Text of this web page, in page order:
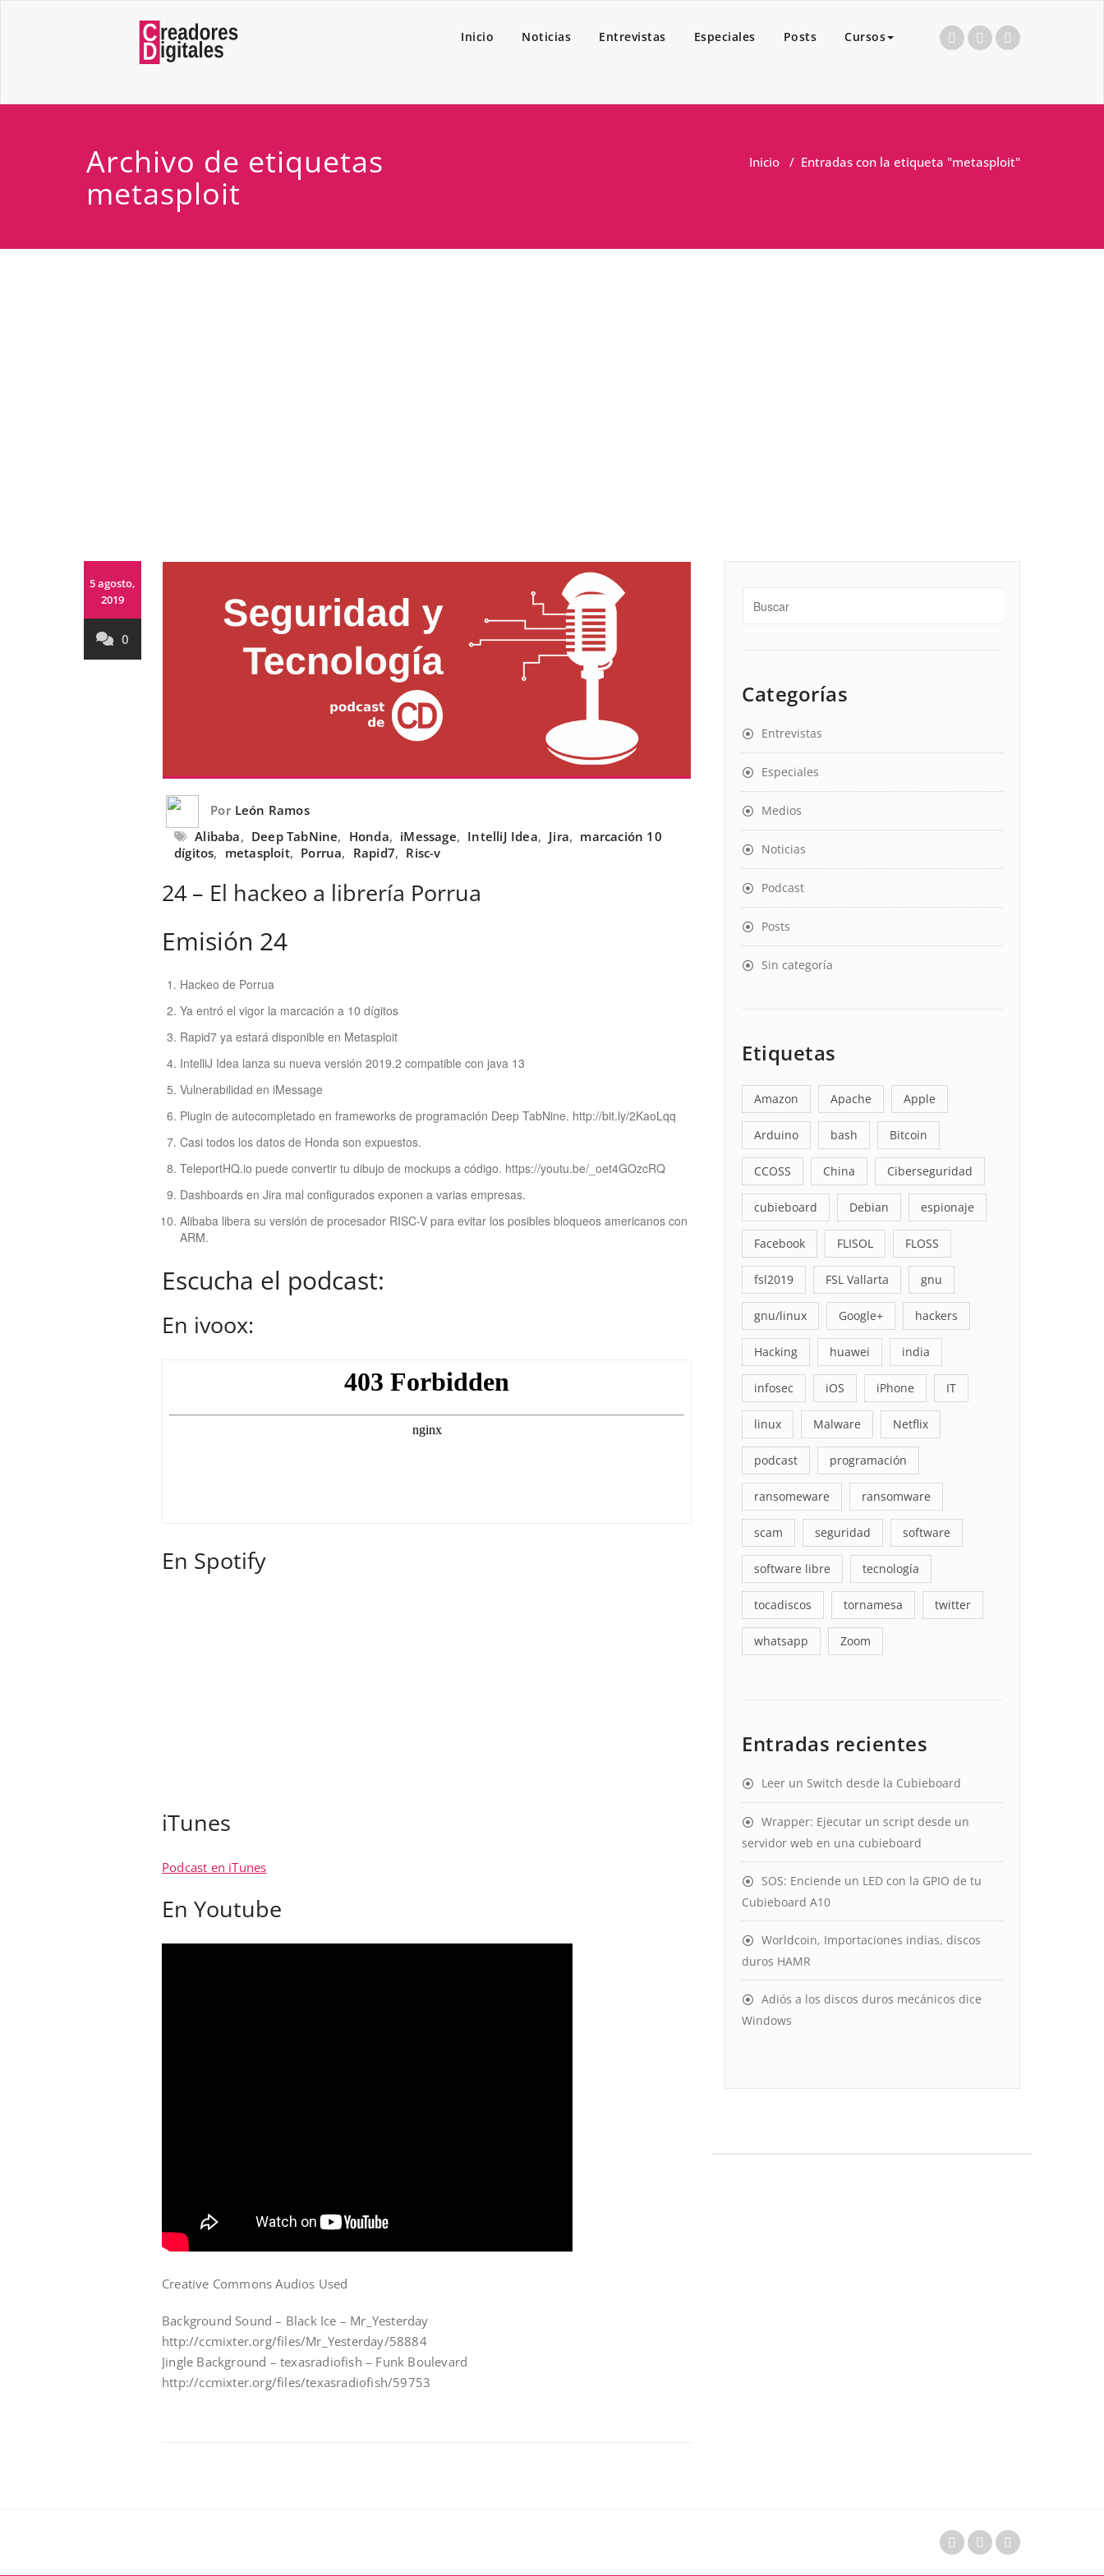
Inicio Noticias Entrevistas Especiales Posts Cursos
Archivo de etiquetas
metasploit
Inicio / Entradas con la etiqueta "metasploit"
5 agosto,
2019
0
Por León Ramos
Alibaba, Deep TabNine, Honda, iMessage, IntelliJ Idea, Jira, marcación 10
dígitos, metasploit, Porrua, Rapid7, Risc-v
24 – El hackeo a librería Porrua
Emisión 24
Hackeo de Porrua
Ya entró el vigor la marcación a 10 dígitos
Rapid7 ya estará disponible en Metasploit
IntelliJ Idea lanza su nueva versión 2019.2 compatible con java 13
Vulnerabilidad en iMessage
Plugin de autocompletado en frameworks de programación Deep TabNine. http://bit.ly/2KaoLqq
Casi todos los datos de Honda son expuestos.
TeleportHQ.io puede convertir tu dibujo de mockups a código. https://youtu.be/_oet4GOzcRQ
Dashboards en Jira mal configurados exponen a varias empresas.
Alibaba libera su versión de procesador RISC-V para evitar los posibles bloqueos americanos con
ARM.
Escucha el podcast:
En ivoox:
En Spotify
iTunes
Podcast en iTunes
En Youtube
Creative Commons Audios Used
Background Sound – Black Ice – Mr_Yesterday
http://ccmixter.org/files/Mr_Yesterday/58884
Jingle Background – texasradiofish – Funk Boulevard
http://ccmixter.org/files/texasradiofish/59753
Categorías
Entrevistas
Especiales
Medios
Noticias
Podcast
Posts
Sin categoría
Etiquetas
Amazon Apache Apple
Arduino bash Bitcoin
CCOSS China Ciberseguridad
cubieboard Debian espionaje
Facebook FLISOL FLOSS
fsl2019 FSL Vallarta gnu
gnu/linux Google+ hackers
Hacking huawei india
infosec iOS iPhone IT
linux Malware Netflix
podcast programación
ransomeware ransomware
scam seguridad software
software libre tecnología
tocadiscos tornamesa twitter
whatsapp Zoom
Entradas recientes
Leer un Switch desde la Cubieboard
Wrapper: Ejecutar un script desde un
servidor web en una cubieboard
SOS: Enciende un LED con la GPIO de tu
Cubieboard A10
Worldcoin, Importaciones indias, discos
duros HAMR
Adiós a los discos duros mecánicos dice
Windows